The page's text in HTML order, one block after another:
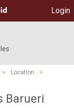
Login
> Location
>
Barueri